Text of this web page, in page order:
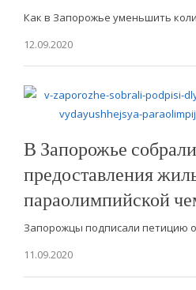
Как в Запорожье уменьшить
12.09.2020
В Запорожье
предоставления
параолимпийской
Запорожцы подписали петицию
11.09.2020